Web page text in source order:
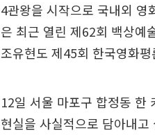
4관왕을 시작으로 국내외 영
은 최근 열린 제62회 백상예
조유현도 제45회 한국영화
12일 서울 마포구 합정동 한
현실을 사실적으로 담아내